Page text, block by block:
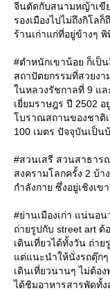
จีนตัดกับสนามหญ้าเขี
รองเมืองไปไม่ถึงกิโล
ร้านเก่าแก่ที่อยู่ข้างๆ
#ตำหนักเขาน้อย ก็เป็
สถาปัตยกรรมที่สวยง
นหลวงรัชกาลที่ 9 แล
เยี่ยมราษฎร ปี 2502
บราณสถานของชาติเ
100 เมตร ปัจจุบันเป็น
#สวนเสรี สวนสาธา
สงครามโลกครั้ง 2 บ้
กำลังกาย ซึ่งอยู่เชิงเ
#ย่านเมืองเก่า แน่นอน
ถ่ายรูปกับ street art
เดินเที่ยวได้ทั้งวัน ถ่า
ต่แนะนำให้นั่งรถตุ๊กๆ
เดินเที่ยวนานๆ ไม่ต้อง
ได้ชิมอาหารสารพัดทั้